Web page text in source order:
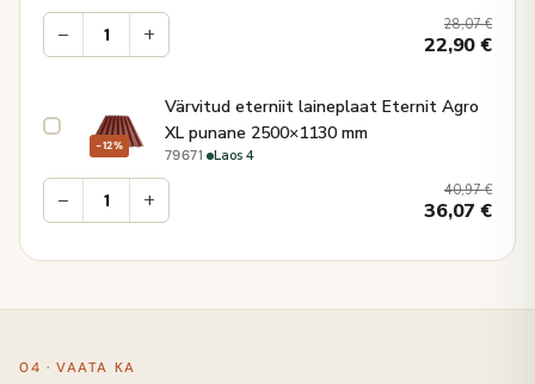
− + 28,07€
22,90€
−12%
Värvitud eterniit laineplaat Eternit Agro
XL punane 2500×1130 mm
79671· Laos 4
− + 40,97€
36,07€
04 · VAATA KA